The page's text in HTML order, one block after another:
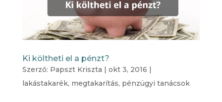
Ki költheti el a pénzt?
Szerző: Papszt Kriszta | okt 3, 2016 |
lakástakarék, megtakarítás, pénzügyi tanácsok